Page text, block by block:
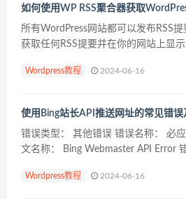
如何使用WP RSS聚合器获取
所有WordPress网站都可以发布RSS
获取任何RSS提要并在你的网站上显
入任何提要URL并显示它。但...
Wordpress教程 2024-06-16
使用Bing站长API推送网址的常见错误
错误类型： 其他错误 错误名称： 必
文名称： Bing Webmaster API Error
钥、配额已...
Wordpress教程 2024-06-16